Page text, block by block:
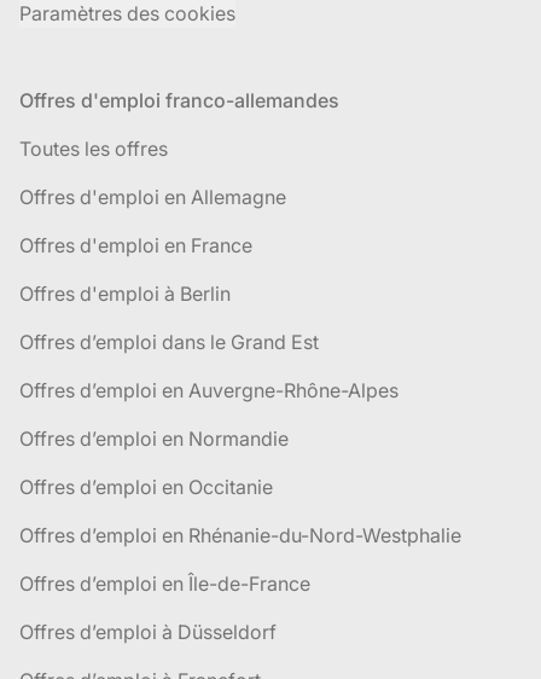
Paramètres des cookies
Offres d'emploi franco-allemandes
Toutes les offres
Offres d'emploi en Allemagne
Offres d'emploi en France
Offres d'emploi à Berlin
Offres d’emploi dans le Grand Est
Offres d’emploi en Auvergne-Rhône-Alpes
Offres d’emploi en Normandie
Offres d’emploi en Occitanie
Offres d’emploi en Rhénanie-du-Nord-Westphalie
Offres d’emploi en Île-de-France
Offres d’emploi à Düsseldorf